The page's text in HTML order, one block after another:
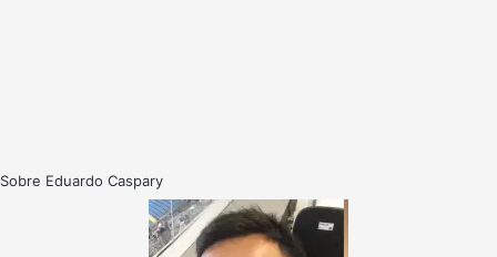
Sobre Eduardo Caspary